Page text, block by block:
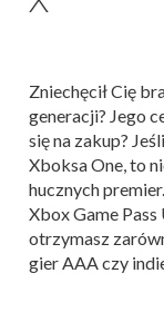
Zniechęcił Cię
generacji? Jego
się na zakup?
Xboksa One, to
hucznych
Xbox Game
otrzymasz
gier AAA czy